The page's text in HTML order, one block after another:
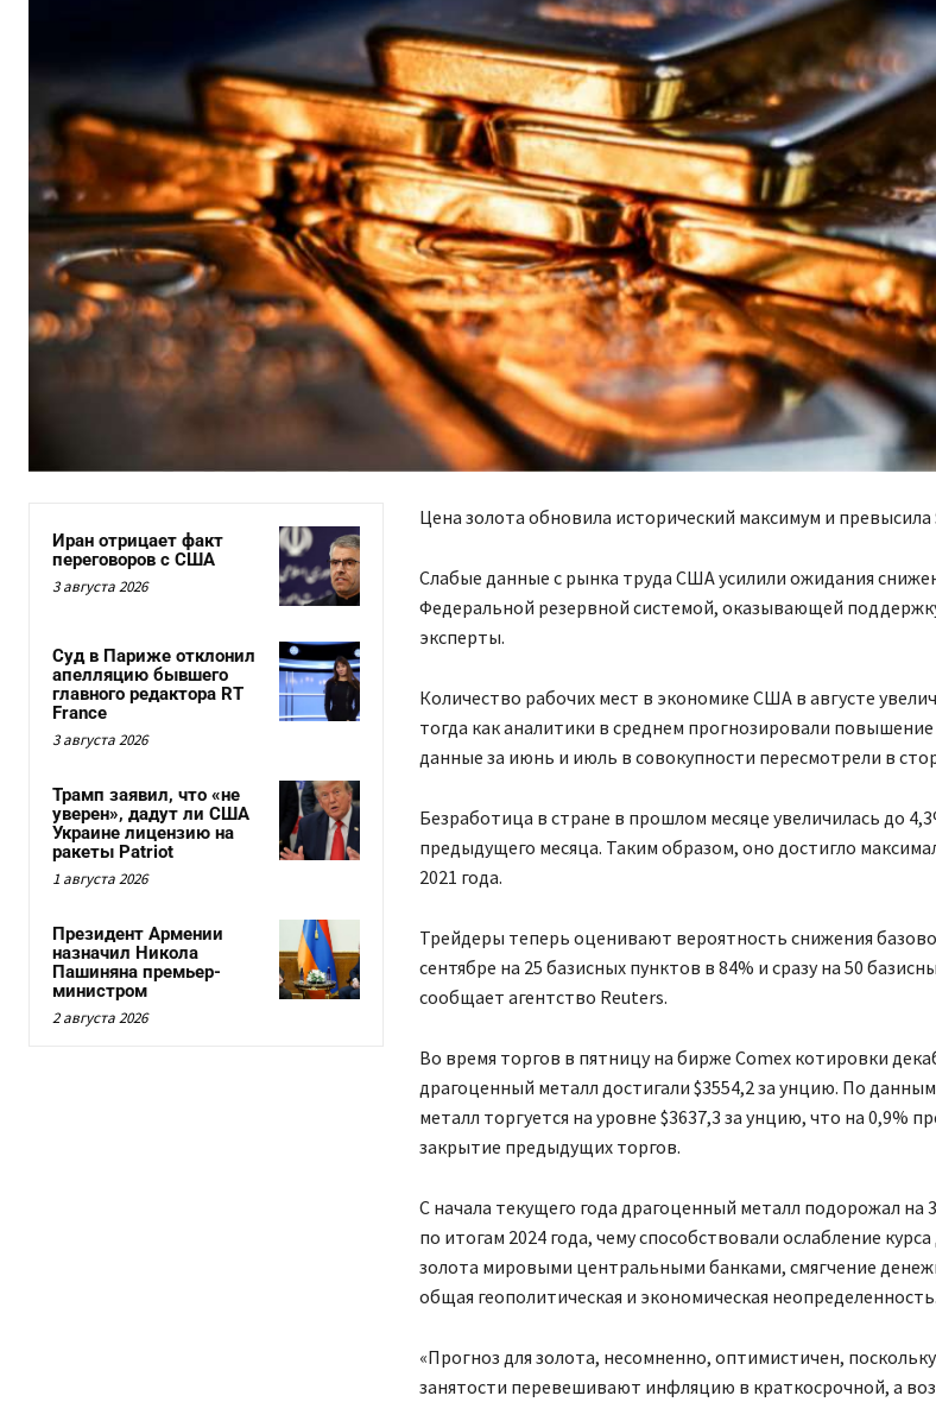
Иран отрицает факт
переговоров с США
3 августа 2026
Суд в Париже отклонил
апелляцию бывшего
главного редактора RT
France
3 августа 2026
Трамп заявил, что «не
уверен», дадут ли США
Украине лицензию на
ракеты Patriot
1 августа 2026
Президент Армении
назначил Никола
Пашиняна премьер-
министром
2 августа 2026
Цена золота обновила исторический максимум и превысила
Слабые данные с рынка труда США усилили ожидания
Федеральной резервной системой, оказывающей
эксперты.
Количество рабочих мест в экономике США в августе
тогда как аналитики в среднем прогнозировали
данные за июнь и июль в совокупности пересмотрели в
Безработица в стране в прошлом месяце увеличилась до
предыдущего месяца. Таким образом, оно достигло
2021 года.
Трейдеры теперь оценивают вероятность снижения
сентябре на 25 базисных пунктов в 84% и сразу на 50
сообщает агентство Reuters.
Во время торгов в пятницу на бирже Comex котировки
драгоценный металл достигали $3554,2 за унцию. По
металл торгуется на уровне $3637,3 за унцию, что на 0,9%
закрытие предыдущих торгов.
С начала текущего года драгоценный металл подорожал на
по итогам 2024 года, чему способствовали ослабление
золота мировыми центральными банками, смягчение
общая геополитическая и экономическая неопределенность.
«Прогноз для золота, несомненно, оптимистичен,
занятости перевешивают инфляцию в краткосрочной, а